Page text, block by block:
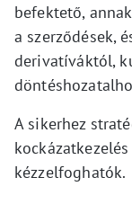
befektető,
a szerződések,
derivatíváktól,
A sikerhez
kézzelfoghatók.